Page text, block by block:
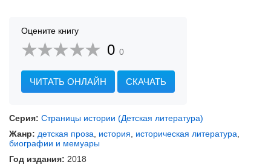
Оцените книгу
0 0
ЧИТАТЬ ОНЛАЙН СКАЧАТЬ
Серия: Страницы истории (Детская литература)
Жанр: детская проза история историческая литература
биографии и мемуары
Год издания: 2018